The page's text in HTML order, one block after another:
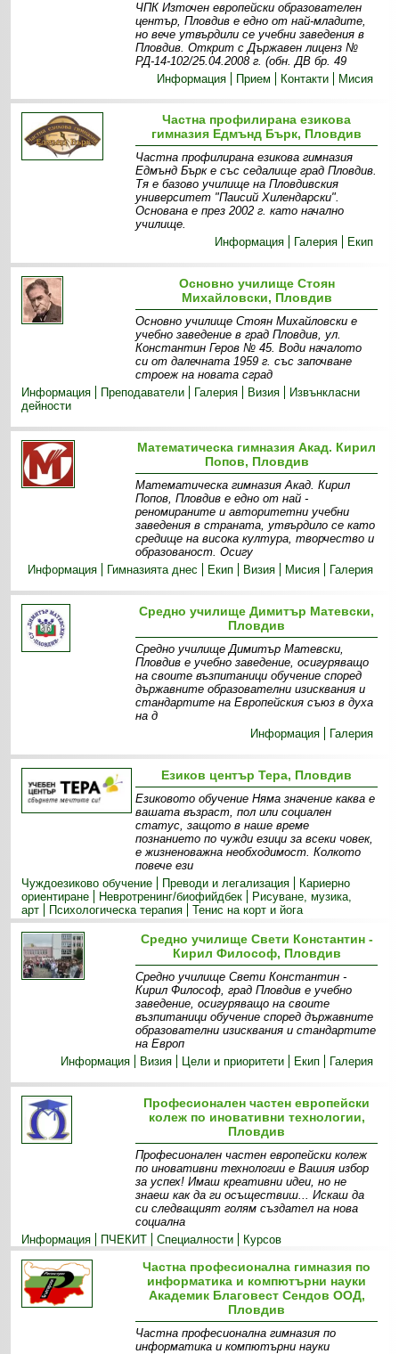
ЧПК Източен европейски образователен
център, Пловдив е едно от най-младите,
но вече утвърдили се учебни заведения в
Пловдив. Открит с Държавен лиценз №
РД-14-102/25.04.2008 г. (обн. ДВ бр. 49
Информация
Прием Контакти Мисия
Частна профилирана езикова
гимназия Едмънд Бърк, Пловдив
Частна профилирана езикова гимназия
Едмънд Бърк е със седалище град Пловдив.
Тя е базово училище на Пловдивския
университет "Паисий Хилендарски".
Основана е през 2002 г. като начално
училище.
Информация
Галерия Екип
Основно училище Стоян
Михайловски, Пловдив
Основно училище Стоян Михайловски е
учебно заведение в град Пловдив, ул.
Константин Геров № 45. Води началото
си от далечната 1959 г. със започване
строеж на новата сград
Информация
Преподаватели Галерия Визия
Извънкласни
дейности
Математическа гимназия Акад. Кирил
Попов, Пловдив
Математическа гимназия Акад. Кирил
Попов, Пловдив е едно от най -
реномираните и авторитетни учебни
заведения в страната, утвърдило се като
средище на висока култура, творчество и
образованост. Осигу
Информация
Гимназията днес Екип Визия Мисия Галерия
Средно училище Димитър Матевски,
Пловдив
Средно училище Димитър Матевски,
Пловдив е учебно заведение, осигуряващо
на своите възпитаници обучение според
държавните образователни изисквания и
стандартите на Европейския съюз в духа
на д
Информация
Галерия
Езиков център Тера, Пловдив
Eзиковото обучение Няма значение каква е
вашата възраст, пол или социален
статус, защото в наше време
познанието по чужди езици за всеки човек,
е жизненоважна необходимост. Колкото
повече ези
Чуждоезиково обучение
Преводи и легализация
Кариерно
ориентиране
Невротренинг/биофийдбек
Рисуване, музика,
арт
Психологическа терапия Тенис на корт и йога
Средно училище Свети Константин -
Кирил Философ, Пловдив
Средно училище Свети Константин -
Кирил Философ, град Пловдив е учебно
заведение, осигуряващо на своите
възпитаници обучение според държавните
образователни изисквания и стандартите
на Европ
Информация
Визия Цели и приоритети Екип Галерия
Професионален частен европейски
колеж по иновативни технологии,
Пловдив
Професионален частен европейски колеж
по иновативни технологии е Вашия избор
за успех! Имаш креативни идеи, но не
знаеш как да ги осъществиш... Искаш да
си следващият голям създател на нова
социална
Информация
ПЧЕКИТ Специалности
Курсов
център
Галерия Кариерен център
Частна професионална гимназия по
информатика и компютърни науки
Академик Благовест Сендов ООД,
Пловдив
Частна професионална гимназия по
информатика и компютърни науки